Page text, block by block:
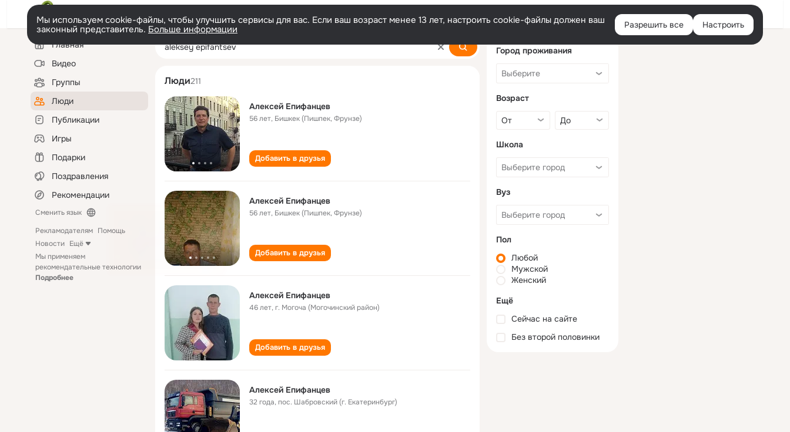
Войти
Мы используем cookie-файлы, чтобы улучшить сервисы для вас. Если ваш возраст менее 13 лет, настроить cookie-файлы должен ваш
законный представитель. Больше информации Разрешить все Настроить
Левая
колонкаГлавная
Видео
Группы
Люди
Публикации
Игры
Подарки
Поздравления
Рекомендации
Сменить язык
Рекламодателям Помощь
Новости Ещё
Мы применяем
рекомендательные технологии
Подробнее
aleksey epifantsev
Люди211
Алексей Епифанцев
56 лет, Бишкек (Пишпек, Фрунзе)
Добавить в друзья
Алексей Епифанцев
56 лет, Бишкек (Пишпек, Фрунзе)
Добавить в друзья
Алексей Епифанцев
46 лет,г. Могоча (Могочинский район)
Добавить в друзья
Алексей Епифанцев
32 года,пос. Шабровский (г. Екатеринбург)
Город проживания
Возраст
Школа
Вуз
Пол
Любой
Мужской
Женский
Ещё
Сейчас на сайте
Без второй половинки